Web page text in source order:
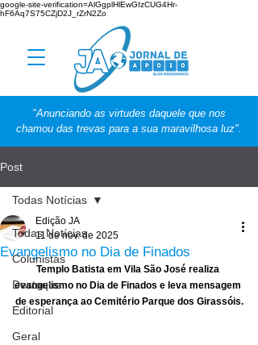
google-site-verification=AlGgplHlEwGIzCUG4Hr-
hF6Aq7S75CZjD2J_rZrN2Zo
"Anunciando as virtudes daquele que nos
chamou das trevas para a sua maravilhosa luz".
Post
Todas Notícias
Colunistas
Destaque
Editorial
Geral
Todas Notícias
Evangelismo no Dia de Finados
Edição JA
11 de nov. de 2025
Templo Batista em Vila São José realiza
evangelismo no Dia de Finados e leva mensagem
de esperança ao Cemitério Parque dos Girassóis.